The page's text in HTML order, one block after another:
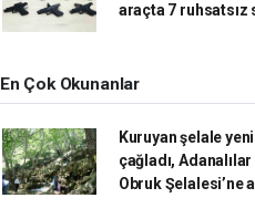
araçta 7 ruhsatsız
En Çok Okunanlar
Kuruyan şelale
çağladı,
Obruk Şelalesi’ne